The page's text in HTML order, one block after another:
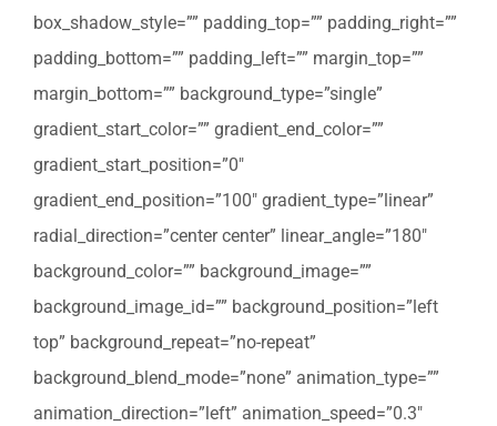
box_shadow_style=”” padding_top=”” padding_right=””
padding_bottom=”” padding_left=”” margin_top=””
margin_bottom=”” background_type=”single”
gradient_start_color=”” gradient_end_color=””
gradient_start_position=”0″
gradient_end_position=”100″ gradient_type=”linear”
radial_direction=”center center” linear_angle=”180″
background_color=”” background_image=””
background_image_id=”” background_position=”left
top” background_repeat=”no-repeat”
background_blend_mode=”none” animation_type=””
animation_direction=”left” animation_speed=”0.3″